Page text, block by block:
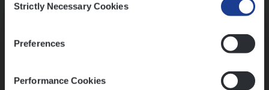
Selection
Strictly Necessary Cookies
Preferences
Performance Cookies